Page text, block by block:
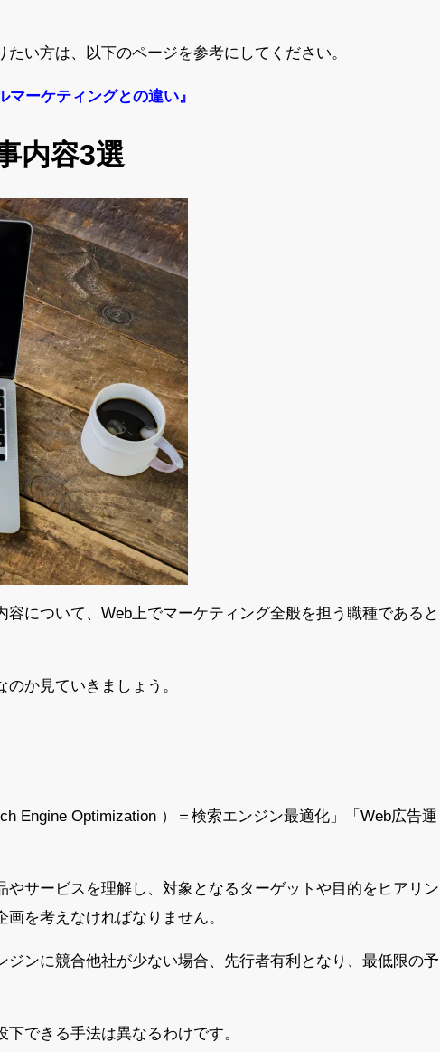
い方は、以下のページを参考にしてください。
マーケティングとの違い』
内容3選
について、Web上でマーケティング全般を担う職種であると
か見ていきましょう。
Engine Optimization ）＝検索エンジン最適化」「Web広告運
サービスを理解し、対象となるターゲットや目的をヒアリン
を考えなければなりません。
ンに競合他社が少ない場合、先行者有利となり、最低限の予
できる手法は異なるわけです。